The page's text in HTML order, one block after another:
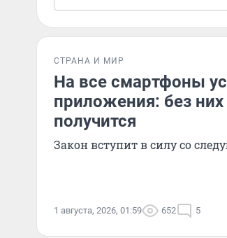
СТРАНА И МИР
На все смартфоны
приложения: без
получится
Закон вступит в силу со
1 августа, 2026, 01:59 652 5